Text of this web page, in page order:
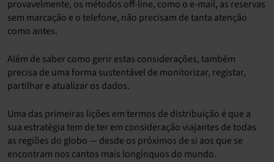
provavelmente, os métodos off-line, como o e-mail, as reservas
sem marcação e o telefone, não precisam de tanta atenção
como antes.
Além de saber como gerir estas considerações, também
precisa de uma forma sustentável de monitorizar, registar,
partilhar e atualizar os dados.
Uma das primeiras lições em termos de distribuição é que a
sua estratégia tem de ter em consideração viajantes de todas
as regiões do globo — desde os próximos de si aos que se
encontram nos cantos mais longínquos do mundo.